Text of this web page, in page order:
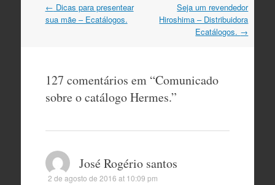
Navegação
do
← Dicas para presentear
sua mãe – Ecatálogos.
Seja um revendedor
Hiroshima – Distribuidora
Ecatálogos. →
127 comentários em “Comunicado
sobre o catálogo Hermes.”
José Rogério santos
2 de agosto de 2016 at 10:09 pm